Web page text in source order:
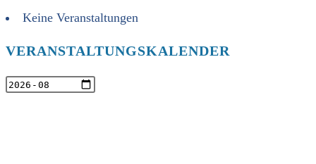
Keine Veranstaltungen
VERANSTALTUNGSKALENDER